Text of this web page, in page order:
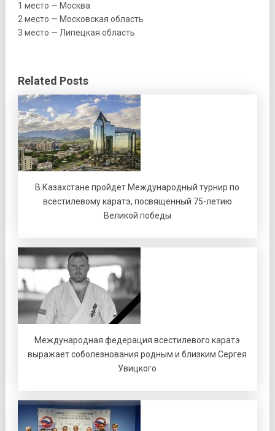
1 место — Москва
2 место — Московская область
3 место — Липецкая область
Related Posts
В Казахстане пройдет Международный турнир по
всестилевому каратэ, посвященный 75-летию
Великой победы
Международная федерация всестилевого каратэ
выражает соболезнования родным и близким Сергея
Увицкого